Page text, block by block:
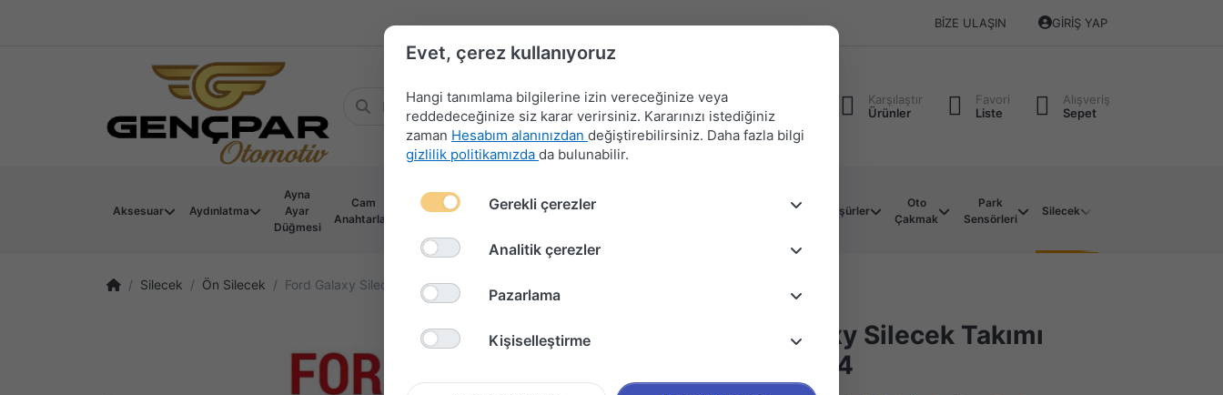
BIZE ULAŞIN GIRIŞ YAP
Karşılaştır
Ürünler
Favori
Liste
Alışveriş
Sepet
Aksesuar Aydınlatma
Ayna
Ayar
Düğmesi
Cam
Anahtarları
Devre
Far
Sinyal-
Merkezi
Müşürler
Oto
Çakmak
Park
Sensörleri
Silecek
Silecek Ön Silecek Ford Galaxy Silecek Takımı 2009-2014
Ford Galaxy Silecek Takımı
2009-2014
Evet, çerez kullanıyoruz
Hangi tanımlama bilgilerine izin vereceğinize veya
reddedeceğinize siz karar verirsiniz. Kararınızı istediğiniz
zaman Hesabım alanınızdan değiştirebilirsiniz. Daha fazla bilgi
gizlilik politikamızda da bulunabilir.
Gerekli çerezler
Analitik çerezler
Pazarlama
Kişiselleştirme